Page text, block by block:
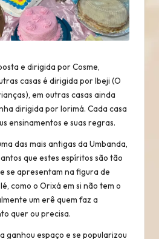
e dirigida por Cosme,
casas é dirigida por Ibeji (O
em outras casas ainda
dirigida por Iorimá. Cada casa
ensinamentos e suas regras.
das mais antigas da Umbanda,
que estes espíritos são tão
se apresentam na figura de
como o Orixá em si não tem o
um erê quem faz a
quer ou precisa.
ganhou espaço e se popularizou